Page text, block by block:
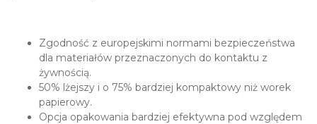
Zgodność z europejskimi normami bezpieczeństwa
dla materiałów przeznaczonych do kontaktu z
żywnością.
50% lżejszy i o 75% bardziej kompaktowy niż worek
papierowy.
Opcja opakowania bardziej efektywna pod względem